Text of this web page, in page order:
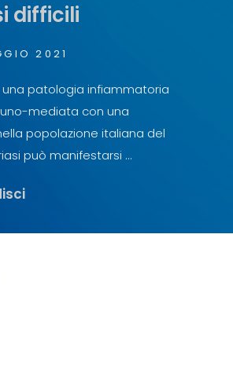
difficili
2021
SCOPELLITI
una patologia infiammatoria
mediata con una
popolazione italiana del
può manifestarsi …
Psoriasi